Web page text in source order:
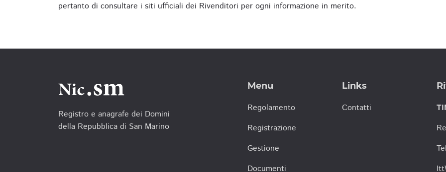
pertanto di consultare i siti ufficiali dei Rivenditori per ogni informazione in merito.
Registro e anagrafe dei Domini
della Repubblica di San Marino
Menu
Regolamento
Registrazione
Gestione
Documenti
Links
Contatti